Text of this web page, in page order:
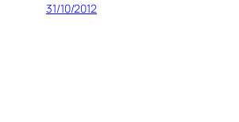
31/10/2012